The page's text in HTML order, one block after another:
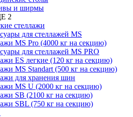
и ширмы
2
стеллажи
для стеллажей MS
MS Pro (4000 кг на секцию)
для стеллажей MS PRO
ES легкие (120 кг на секцию)
MS Standart (500 кг на секцию)
для хранения шин
MS U (2000 кг на секцию)
SB (2100 кг на секцию)
SBL (750 кг на секцию)